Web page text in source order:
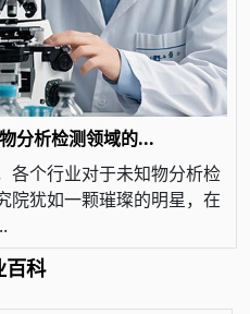
分析检测领域的...
各个行业对于未知物分析检
院犹如一颗璀璨的明星，在
百科